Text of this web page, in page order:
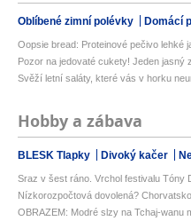
Oblíbené zimní polévky Domácí
Oopsie bread: Proteinové pečivo lehké
Pozor na jedovaté cukety! Jeden jasný
Svěží letní saláty, které vás v horku
Hobby a zábava
BLESK Tlapky Divoký kačer
Sraz v šest ráno. Vrchol festivalu Tóny
Nízkorozpočtová dovolená?
OBRAZEM: Modré slzy na Tchaj-wanu